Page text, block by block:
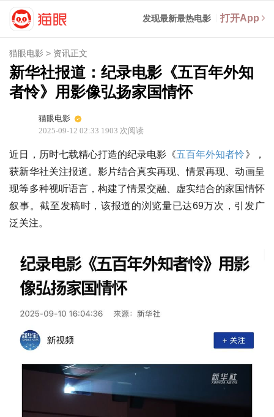
发现最新最热电影 打开App
猫眼电影 > 资讯正文
新华社报道：纪录电影《五百年外知
者怜》用影像弘扬家国情怀
猫眼电影
2025-09-12 02:33 1903 次阅读
近日，历时七载精心打造的纪录电影《五百年外知者怜》，
获新华社关注报道。影片结合真实再现、情景再现、动画呈
现等多种视听语言，构建了情景交融、虚实结合的家国情怀
叙事。截至发稿时，该报道的浏览量已达69万次，引发广
泛关注。